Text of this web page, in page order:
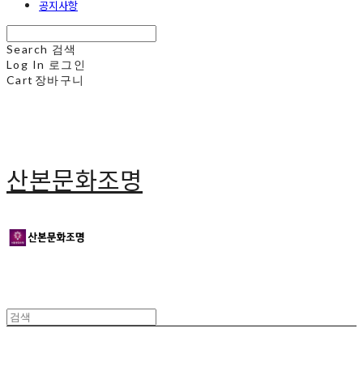
공지사항
Search 검색
Log In 로그인
Cart 장바구니
산본문화조명